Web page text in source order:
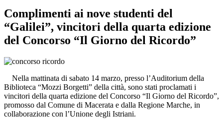
Complimenti ai nove studenti del
“Galilei”, vincitori della quarta edizione
del Concorso “Il Giorno del Ricordo”
Nella mattinata di sabato 14 marzo, presso l’Auditorium della
Biblioteca “Mozzi Borgetti” della città, sono stati proclamati i
vincitori della quarta edizione del Concorso “Il Giorno del Ricordo”,
promosso dal Comune di Macerata e dalla Regione Marche, in
collaborazione con l’Unione degli Istriani.